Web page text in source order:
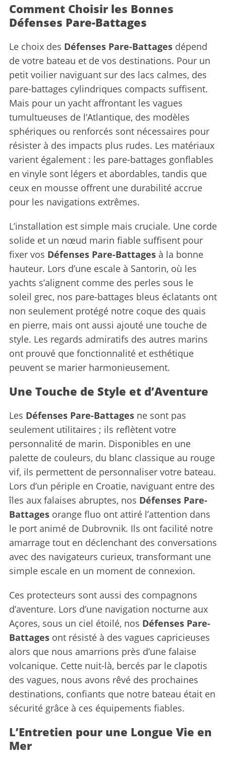
Comment Choisir les Bonnes
Défenses Pare-Battages
Le choix des Défenses Pare-Battagesdépend
de votre bateau et de vos destinations. Pour un
petit voilier naviguant sur des lacs calmes, des
pare-battages cylindriques compacts suffisent.
Mais pour un yacht affrontant les vagues
tumultueuses de l’Atlantique, des modèles
sphériques ou renforcés sont nécessaires pour
résister à des impacts plus rudes. Les matériaux
varient également : les pare-battages gonflables
en vinyle sont légers et abordables, tandis que
ceux en mousse offrent une durabilité accrue
pour les navigations extrêmes.
L’installation est simple mais cruciale. Une corde
solide et un nœud marin fiable suffisent pour
fixer vos Défenses Pare-Battagesà la bonne
hauteur. Lors d’une escale à Santorin, où les
yachts s’alignent comme des perles sous le
soleil grec, nos pare-battages bleus éclatants ont
non seulement protégé notre coque des quais
en pierre, mais ont aussi ajouté une touche de
style. Les regards admiratifs des autres marins
ont prouvé que fonctionnalité et esthétique
peuvent se marier harmonieusement.
Une Touche de Style et d’Aventure
Les Défenses Pare-Battagesne sont pas
seulement utilitaires ; ils reflètent votre
personnalité de marin. Disponibles en une
palette de couleurs, du blanc classique au rouge
vif, ils permettent de personnaliser votre bateau.
Lors d’un périple en Croatie, naviguant entre des
îles aux falaises abruptes, nos Défenses Pare-
Battagesorange fluo ont attiré l’attention dans
le port animé de Dubrovnik. Ils ont facilité notre
amarrage tout en déclenchant des conversations
avec des navigateurs curieux, transformant une
simple escale en un moment de connexion.
Ces protecteurs sont aussi des compagnons
d’aventure. Lors d’une navigation nocturne aux
Açores, sous un ciel étoilé, nos Défenses Pare-
Battagesont résisté à des vagues capricieuses
alors que nous amarrions près d’une falaise
volcanique. Cette nuit-là, bercés par le clapotis
des vagues, nous avons rêvé des prochaines
destinations, confiants que notre bateau était en
sécurité grâce à ces équipements fiables.
L’Entretien pour une Longue Vie en
Mer
S
a
r
c
h
r
: